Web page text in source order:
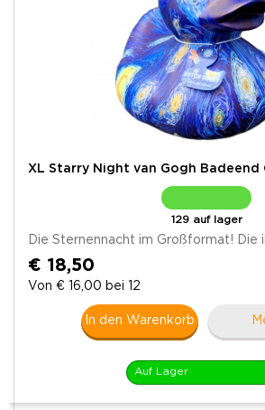
XL Starry Night van Gogh Badeend
129 auf lager
Die Sternennacht im Großformat! Die
€ 18,50
Von € 16,00 bei 12
In den Warenkorb
Auf Lager